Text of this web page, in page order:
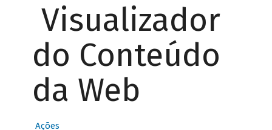
Visualizador
do Conteúdo
da Web
Ações